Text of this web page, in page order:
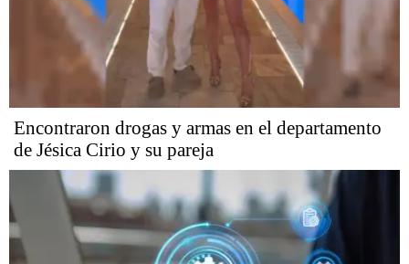
Encontraron drogas y armas en el departamento
de Jésica Cirio y su pareja